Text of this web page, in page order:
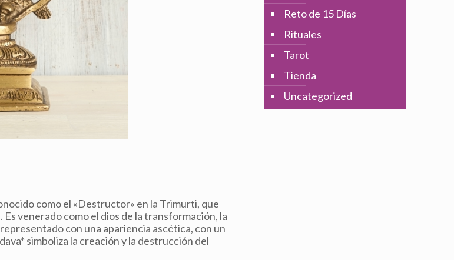
como el «Destructor» en la Trimurti, que
venerado como el dios de la transformación, la
con una apariencia ascética, con un
simboliza la creación y la destrucción del
Reto de 15 Días
Rituales
Tarot
Tienda
Uncategorized